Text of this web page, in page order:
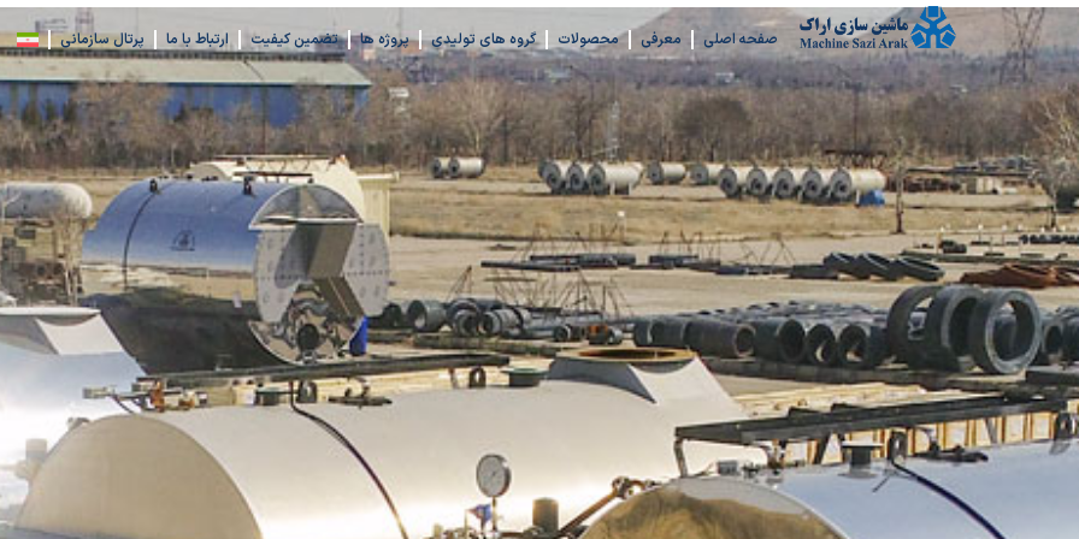
پرش
به
محتوا
صفحه اصلی معرفی محصولات گروه های تولیدی پروژه ها تضمین کیفیت ارتباط با ما پرتال سازمانی